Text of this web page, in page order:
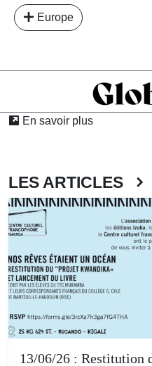
Europe
En savoir plus
LES ARTICLES
13/06/26 : Restitution